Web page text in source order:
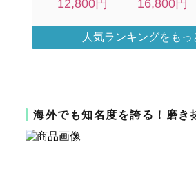
人気ランキングをもっ
海外でも知名度を誇る！磨き